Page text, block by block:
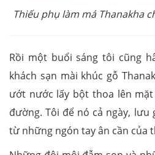
Thiếu phụ làm má Thanakha
Rồi một buổi sáng tôi cũng
khách sạn mài khúc gỗ
ướt nước lấy bột thoa lên
đường. Tôi để nó cả ngày, lưu
từ những ngón tay ân cần của